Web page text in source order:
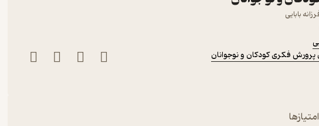
بابایی
پرورش فکری کودکان و نوجوانان